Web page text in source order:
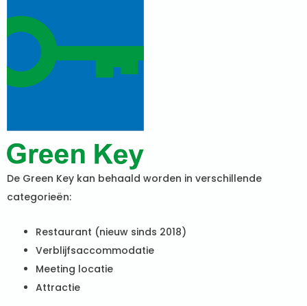
De Green Key kan behaald worden in verschillende
categorieën:
Restaurant (nieuw sinds 2018)
Verblijfsaccommodatie
Meeting locatie
Attractie